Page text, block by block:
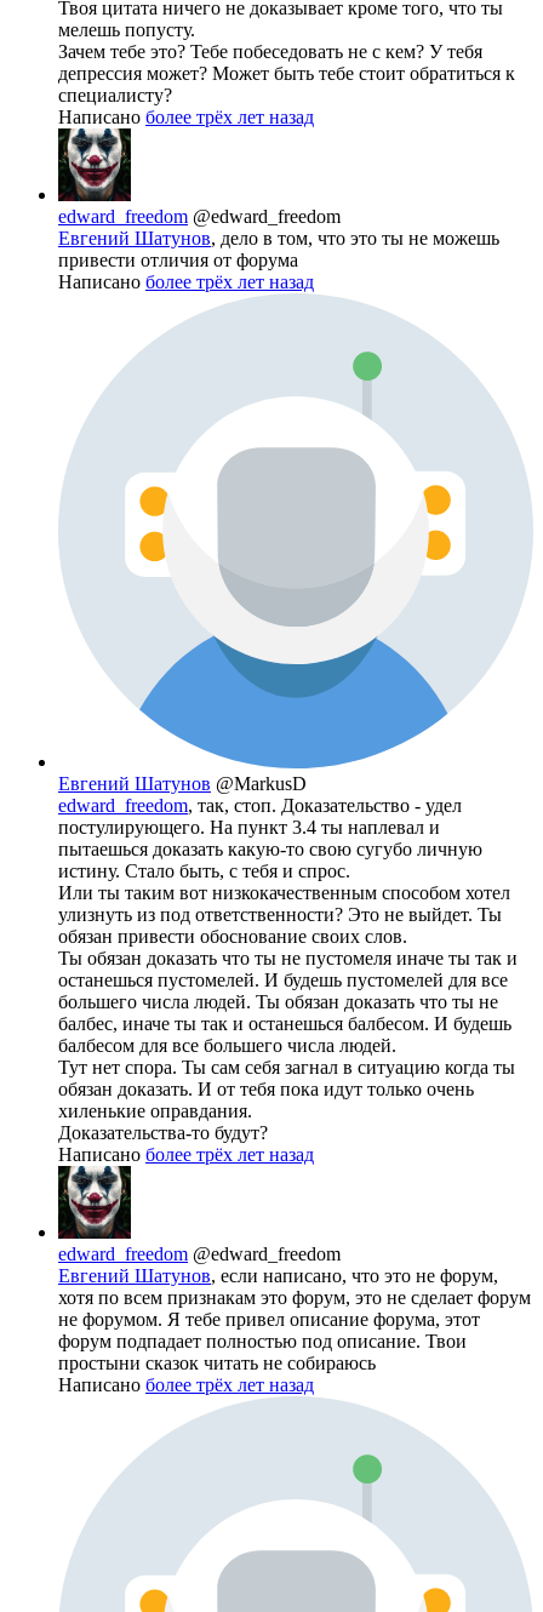
Твоя цитата ничего не доказывает кроме того, что ты
мелешь попусту.
Зачем тебе это? Тебе побеседовать не с кем? У тебя
депрессия может? Может быть тебе стоит обратиться к
специалисту?
Написано более трёх лет назад
edward_freedom @edward_freedom
Евгений Шатунов, дело в том, что это ты не можешь
привести отличия от форума
Написано более трёх лет назад
Евгений Шатунов @MarkusD
edward_freedom, так, стоп. Доказательство - удел
постулирующего. На пункт 3.4 ты наплевал и
пытаешься доказать какую-то свою сугубо личную
истину. Стало быть, с тебя и спрос.
Или ты таким вот низкокачественным способом хотел
улизнуть из под ответственности? Это не выйдет. Ты
обязан привести обоснование своих слов.
Ты обязан доказать что ты не пустомеля иначе ты так и
останешься пустомелей. И будешь пустомелей для все
большего числа людей. Ты обязан доказать что ты не
балбес, иначе ты так и останешься балбесом. И будешь
балбесом для все большего числа людей.
Тут нет спора. Ты сам себя загнал в ситуацию когда ты
обязан доказать. И от тебя пока идут только очень
хиленькие оправдания.
Доказательства-то будут?
Написано более трёх лет назад
edward_freedom @edward_freedom
Евгений Шатунов, если написано, что это не форум,
хотя по всем признакам это форум, это не сделает форум
не форумом. Я тебе привел описание форума, этот
форум подпадает полностью под описание. Твои
простыни сказок читать не собираюсь
Написано более трёх лет назад